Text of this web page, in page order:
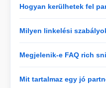
Hogyan kerülhetek fel
Milyen linkelési
Megjelenik-e FAQ rich
Mit tartalmaz egy jó